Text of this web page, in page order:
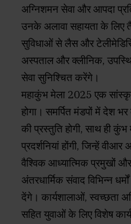
अग्निशमन सेवा और आपदा
उनके अलावा सहायता के लिए
सुविधाओं से लैस और
अस्पताल और क्लीनिक,
सेवा सुनिश्चित करेंगे।
महाकुंभ मेला 2025 एक
होगा। समर्पित मंडपों में देश
की प्रस्तुति होगी, साथ ही
प्रदर्शनियां होंगी, जिन्हें
वैश्विक आध्यात्मिक प्रमुखों और
अंतरधार्मिक संवाद विभिन्न
देंगे। कार्यशालाओं, स्‍वच्‍छता
सहित युवाओं के लिए विशेष